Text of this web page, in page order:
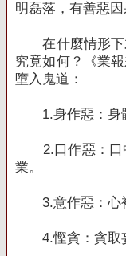
明磊落，有善惡
在什麼情形下
究竟如何？《業
墮入鬼道：
1.身作惡：身
2.口作惡：
業。
3.意作惡：心
4.慳貪：貪取